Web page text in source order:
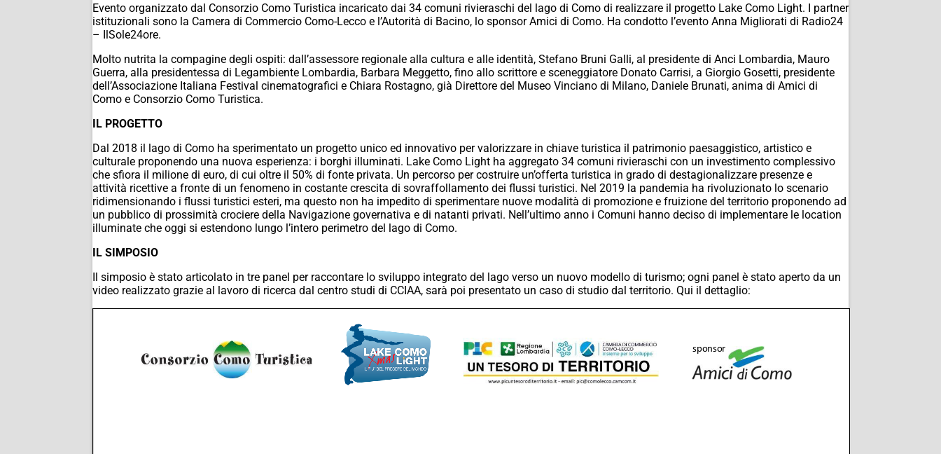
Evento organizzato dal Consorzio Como Turistica incaricato dai 34 comuni rivieraschi del lago di Como di realizzare il progetto Lake Como Light. I partner
istituzionali sono la Camera di Commercio Como-Lecco e l’Autorità di Bacino, lo sponsor Amici di Como. Ha condotto l’evento Anna Migliorati di Radio24
– IlSole24ore.
Molto nutrita la compagine degli ospiti: dall’assessore regionale alla cultura e alle identità, Stefano Bruni Galli, al presidente di Anci Lombardia, Mauro
Guerra, alla presidentessa di Legambiente Lombardia, Barbara Meggetto, fino allo scrittore e sceneggiatore Donato Carrisi, a Giorgio Gosetti, presidente
dell’Associazione Italiana Festival cinematografici e Chiara Rostagno, già Direttore del Museo Vinciano di Milano, Daniele Brunati, anima di Amici di
Como e Consorzio Como Turistica.
IL PROGETTO
Dal 2018 il lago di Como ha sperimentato un progetto unico ed innovativo per valorizzare in chiave turistica il patrimonio paesaggistico, artistico e
culturale proponendo una nuova esperienza: i borghi illuminati. Lake Como Light ha aggregato 34 comuni rivieraschi con un investimento complessivo
che sfiora il milione di euro, di cui oltre il 50% di fonte privata. Un percorso per costruire un’offerta turistica in grado di destagionalizzare presenze e
attività ricettive a fronte di un fenomeno in costante crescita di sovraffollamento dei flussi turistici. Nel 2019 la pandemia ha rivoluzionato lo scenario
ridimensionando i flussi turistici esteri, ma questo non ha impedito di sperimentare nuove modalità di promozione e fruizione del territorio proponendo ad
un pubblico di prossimità crociere della Navigazione governativa e di natanti privati. Nell’ultimo anno i Comuni hanno deciso di implementare le location
illuminate che oggi si estendono lungo l’intero perimetro del lago di Como.
IL SIMPOSIO
Il simposio è stato articolato in tre panel per raccontare lo sviluppo integrato del lago verso un nuovo modello di turismo; ogni panel è stato aperto da un
video realizzato grazie al lavoro di ricerca dal centro studi di CCIAA, sarà poi presentato un caso di studio dal territorio. Qui il dettaglio: